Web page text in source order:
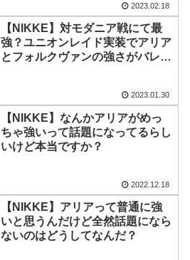
2023.02.18
【NIKKE】対モダニア戦にて最
強？ユニオンレイド実装でアリア
とフォルクヴァンの強さがバレて
2023.01.30
【NIKKE】なんかアリアがめっ
ちゃ強いって話題になってるらし
いけど本当ですか？
2022.12.18
【NIKKE】アリアって普通に強
いと思うんだけど全然話題になら
ないのはどうしてなんだ？